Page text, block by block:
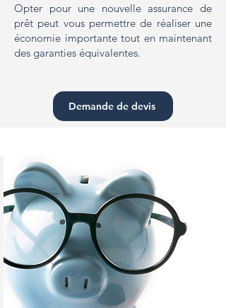
Opter pour une nouvelle assurance de
prêt peut vous permettre de réaliser une
économie importante tout en maintenant
des garanties équivalentes.
Demande de devis